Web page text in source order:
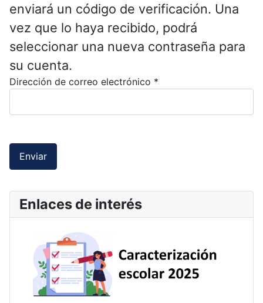
enviará un código de verificación. Una
vez que lo haya recibido, podrá
seleccionar una nueva contraseña para
su cuenta.
Dirección de correo electrónico *
Enviar
Enlaces de interés